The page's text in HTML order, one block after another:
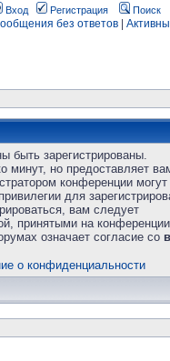
Вход Регистрация Поиск
без ответов
быть зарегистрированы.
минут, но предоставляет
конференции
для
вам следует
принятыми на
означает согласие со
о конфиденциальности